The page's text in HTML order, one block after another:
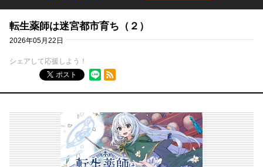
転生薬師は迷宮都市育ち（２）
2026年05月22日
シェアして応援しよう！
ポスト
RSSフィード